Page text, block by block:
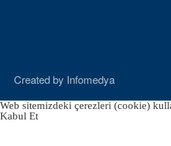
Created by Infomedya
Web sitemizdeki çerezleri (cookie)
Kabul Et